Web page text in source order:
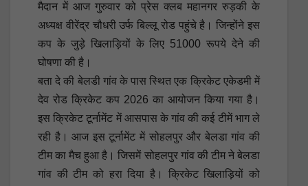
मैदान में आज गुरुवार को प्रेस क्लब महानगर रुड़की के
अध्यक्ष वीरेंद्र चौधरी उर्फ बिल्लू रोड पहुंचे है। जिन्होंने इस
कप के जुड़े खिलाड़ियों के लिए 51000 रूपये देने की
घोषणा की है।
बता दे की बेलडी गांव के पास स्थित एक क्रिकेट एकेडमी में
देव रोड क्रिकेट कप 2026 का आयोजन किया गया है।
इस क्रिकेट टूर्नामेंट में आसपास के गांव की कई टीमें भाग ले
रही है। आज इस टूर्नामेंट में सोहलपुर और बेलडा गांव की
टीम का मैच हुआ है। जिसमें सोहलपुर गांव की टीम ने बेलडा
गांव की टीम को हरा दिया है। क्रिकेट खिलाड़ियों को